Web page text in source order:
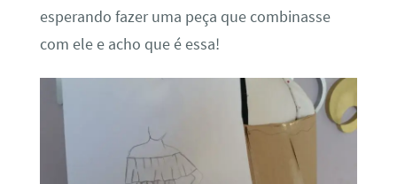
esperando fazer uma peça que combinasse
com ele e acho que é essa!